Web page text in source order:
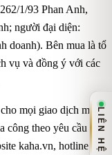
1/93 Phan Anh,
người đại diện:
doanh). Bên mua là tổ
vụ và đồng ý với các
mọi giao dịch mua
công theo yêu cầu
kaha.vn, hotline
LIÊN HỆ